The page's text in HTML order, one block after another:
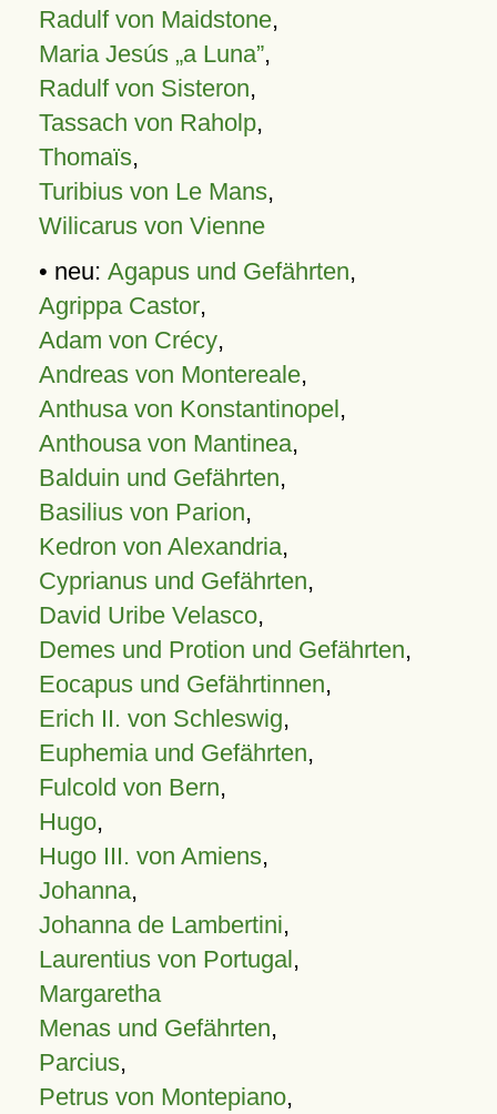
Radulf von Maidstone,
Maria Jesús „a Luna”,
Radulf von Sisteron,
Tassach von Raholp,
Thomaïs,
Turibius von Le Mans,
Wilicarus von Vienne
• neu: Agapus und Gefährten,
Agrippa Castor,
Adam von Crécy,
Andreas von Montereale,
Anthusa von Konstantinopel,
Anthousa von Mantinea,
Balduin und Gefährten,
Basilius von Parion,
Kedron von Alexandria,
Cyprianus und Gefährten,
David Uribe Velasco,
Demes und Protion und Gefährten,
Eocapus und Gefährtinnen,
Erich II. von Schleswig,
Euphemia und Gefährten,
Fulcold von Bern,
Hugo,
Hugo III. von Amiens,
Johanna,
Johanna de Lambertini,
Laurentius von Portugal,
Margaretha
Menas und Gefährten,
Parcius,
Petrus von Montepiano,